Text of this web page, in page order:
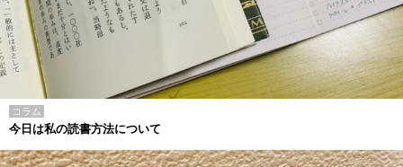
コラム
今日は私の読書方法について